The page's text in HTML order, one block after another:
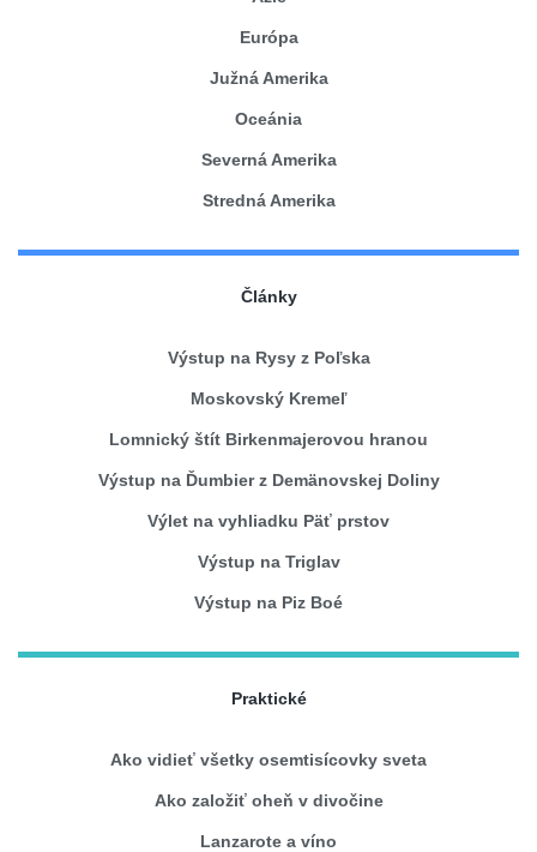
Európa
Južná Amerika
Oceánia
Severná Amerika
Stredná Amerika
Články
Výstup na Rysy z Poľska
Moskovský Kremeľ
Lomnický štít Birkenmajerovou hranou
Výstup na Ďumbier z Demänovskej Doliny
Výlet na vyhliadku Päť prstov
Výstup na Triglav
Výstup na Piz Boé
Praktické
Ako vidieť všetky osemtisícovky sveta
Ako založiť oheň v divočine
Lanzarote a víno